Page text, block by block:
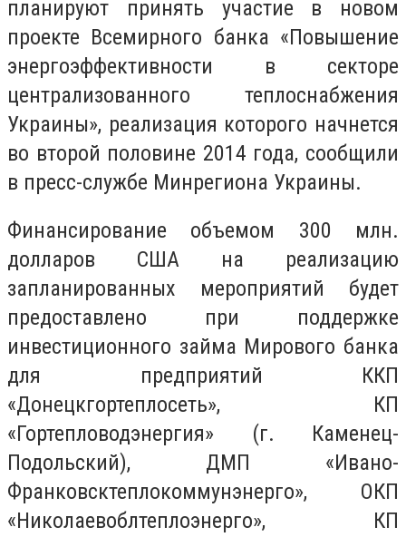
планируют принять участие в новом
проекте Всемирного банка «Повышение
энергоэффективности в секторе
централизованного теплоснабжения
Украины», реализация которого начнется
во второй половине 2014 года, сообщили
в пресс-службе Минрегиона Украины.
Финансирование объемом 300 млн.
долларов США на реализацию
запланированных мероприятий будет
предоставлено при поддержке
инвестиционного займа Мирового банка
для предприятий ККП
«Донецкгортеплосеть», КП
«Гортепловодэнергия» (г. Каменец-
Подольский), ДМП «Ивано-
Франковсктеплокоммунэнерго», ОКП
«Николаевоблтеплоэнерго», КП